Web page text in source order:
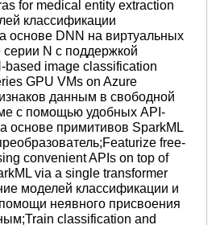
for medical entity extraction
классификации
основе DNN на виртуальных
N с поддержкой
based image classification
GPU VMs on Azure
данным в свободной
с помощью удобных API-
основе примитивов SparkML
free-
convenient APIs on top of
via a single transformer
моделей классификации и
неявного присвоения
classification and